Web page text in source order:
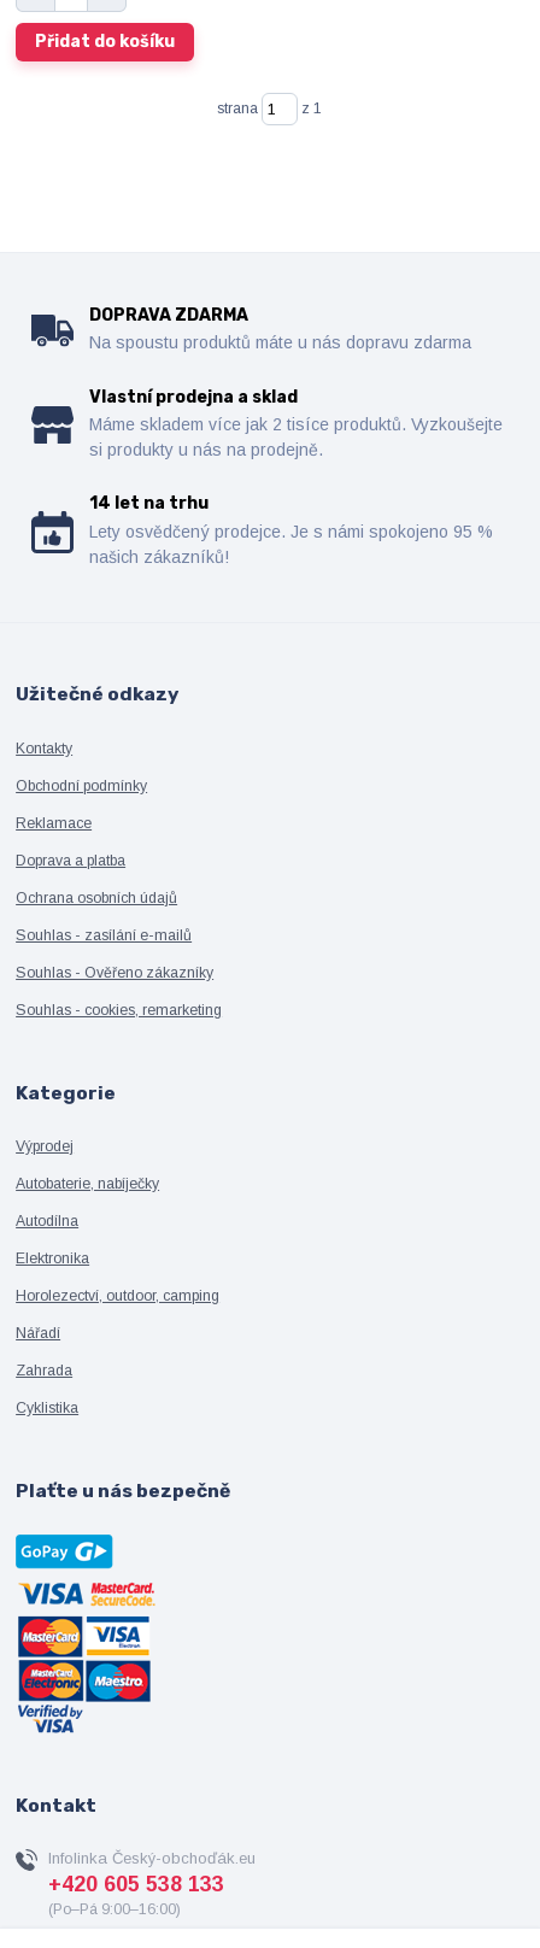
Přidat do košíku
strana z 1
DOPRAVA ZDARMA
Na spoustu produktů máte u nás dopravu zdarma
Vlastní prodejna a sklad
Máme skladem více jak 2 tisíce produktů. Vyzkoušejte
si produkty u nás na prodejně.
14 let na trhu
Lety osvědčený prodejce. Je s námi spokojeno 95 %
našich zákazníků!
Užitečné odkazy
Kontakty
Obchodní podmínky
Reklamace
Doprava a platba
Ochrana osobních údajů
Souhlas - zasílání e-mailů
Souhlas - Ověřeno zákazníky
Souhlas - cookies, remarketing
Kategorie
Výprodej
Autobaterie, nabíječky
Autodílna
Elektronika
Horolezectví, outdoor, camping
Nářadí
Zahrada
Cyklistika
Plaťte u nás bezpečně
Kontakt
Infolinka Český-obchoďák.eu
+420 605 538 133
(Po–Pá 9:00–16:00)